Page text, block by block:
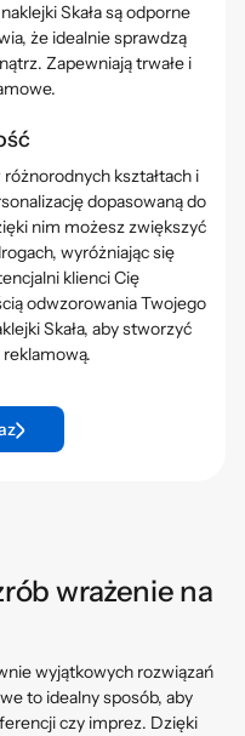
Skałasą odporne
że idealnie sprawdzą
Zapewniają trwałe i
różnorodnych kształtach i
dopasowaną do
nim możesz zwiększyć
wyróżniając się
klienci Cię
odwzorowania Twojego
Skała, aby stworzyć
wrażenie na
wyjątkowych rozwiązań
to idealny sposób, aby
czy imprez. Dzięki